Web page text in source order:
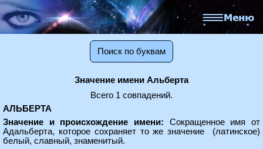
Поиск по буквам
Значение имени Альберта
Всего 1 совпадений.
АЛЬБЕРТА
Значение и происхождение имени: Сокращенное имя от
Адальберта, которое сохраняет то же значение (латинское)
белый, славный, знаменитый.